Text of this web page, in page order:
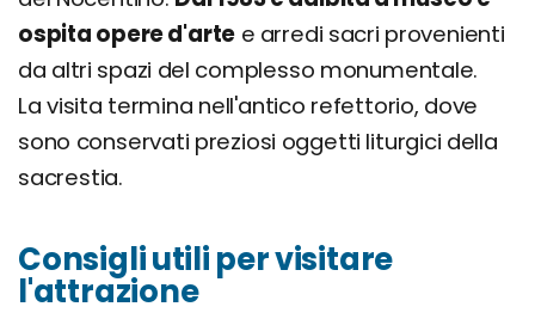
ospita opere d'arte e arredi sacri provenienti
da altri spazi del complesso monumentale.
La visita termina nell'antico refettorio, dove
sono conservati preziosi oggetti liturgici della
sacrestia.
Consigli utili per visitare
l'attrazione